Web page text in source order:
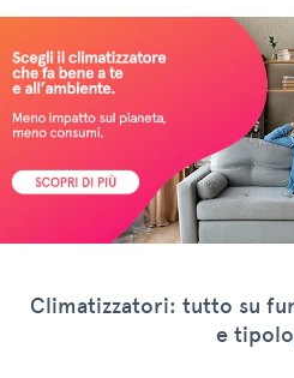
Climatizzatori: tutto su
e